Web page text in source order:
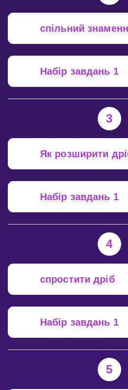
спільний
Набір завдань 1
3
Як розширити
Набір завдань 1
4
спростити дріб
Набір завдань 1
5